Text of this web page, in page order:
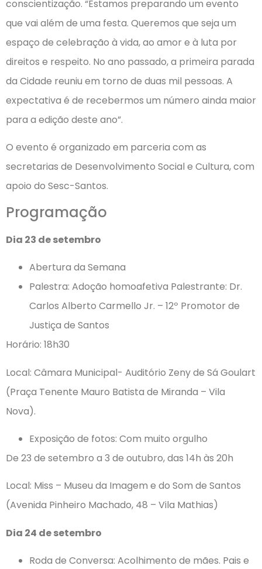
conscientização. “Estamos preparando um evento
que vai além de uma festa. Queremos que seja um
espaço de celebração à vida, ao amor e à luta por
direitos e respeito. No ano passado, a primeira parada
da Cidade reuniu em torno de duas mil pessoas. A
expectativa é de recebermos um número ainda maior
para a edição deste ano”.
O evento é organizado em parceria com as
secretarias de Desenvolvimento Social e Cultura, com
apoio do Sesc-Santos.
Programação
Dia 23 de setembro
Abertura da Semana
Palestra: Adoção homoafetiva Palestrante: Dr.
Carlos Alberto Carmello Jr. – 12º Promotor de
Justiça de Santos
Horário: 18h30
Local: Câmara Municipal- Auditório Zeny de Sá Goulart
(Praça Tenente Mauro Batista de Miranda – Vila
Nova).
Exposição de fotos: Com muito orgulho
De 23 de setembro a 3 de outubro, das 14h às 20h
Local: Miss – Museu da Imagem e do Som de Santos
(Avenida Pinheiro Machado, 48 – Vila Mathias)
Dia 24 de setembro
Roda de Conversa: Acolhimento de mães. Pais e